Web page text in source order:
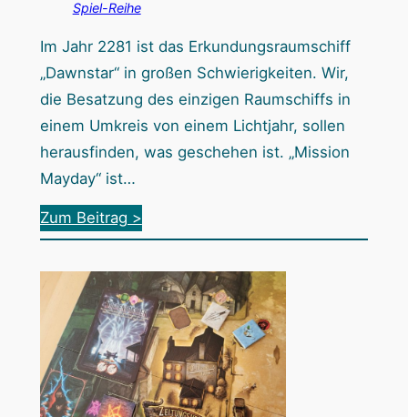
l
u
n
g
e
n
n
:
a
s
g
e
s
c
Spiel-Reihe
Im Jahr 2281 ist das Erkundungsraumschiff
„Dawnstar“ in großen Schwierigkeiten. Wir,
die Besatzung des einzigen Raumschiffs in
einem Umkreis von einem Lichtjahr, sollen
herausfinden, was geschehen ist. „Mission
Mayday“ ist…
Zum Beitrag >:
M
i
s
s
i
o
n